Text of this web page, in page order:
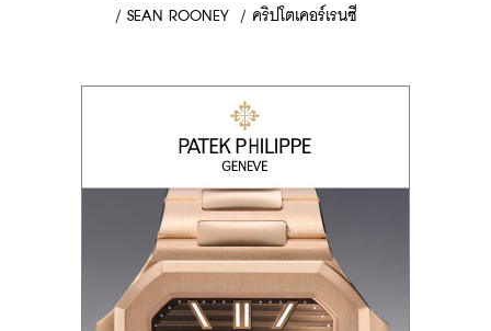
/ SEAN ROONEY / คริปโตเคอร์เรนซี